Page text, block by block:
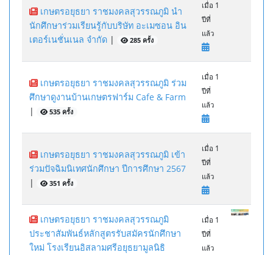
เกษตรอยุธยา ราชมงคลสุวรรณภูมิ นำ
นักศึกษาร่วมเรียนรู้กับบริษัท อะเมซอน อิน
เตอร์เนชั่นเนล จำกัด | 285 ครั้ง
เมื่อ 1
ปีที่
แล้ว
เกษตรอยุธยา ราชมงคลสุวรรณภูมิ ร่วม
ศึกษาดูงานบ้านเกษตรฟาร์ม Cafe & Farm
|
535 ครั้ง
เมื่อ 1
ปีที่
แล้ว
เกษตรอยุธยา ราชมงคลสุวรรณภูมิ เข้า
ร่วมปัจฉิมนิเทศนักศึกษา ปีการศึกษา 2567
|
351 ครั้ง
เมื่อ 1
ปีที่
แล้ว
เกษตรอยุธยา ราชมงคลสุวรรณภูมิ
ประชาสัมพันธ์หลักสูตรรับสมัครนักศึกษา
ใหม่ โรงเรียนอิสลามศรีอยุธยามูลนิธิ
เมื่อ 1
ปีที่
แล้ว